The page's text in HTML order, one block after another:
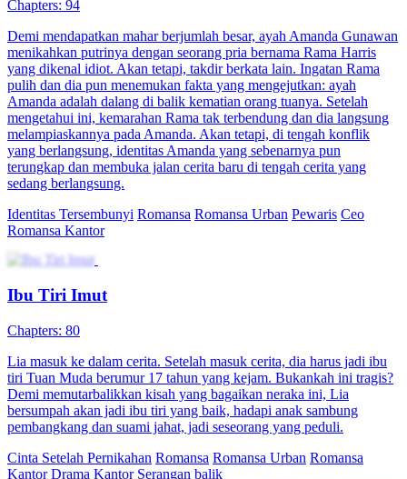
Musuh Jatuh Cinta
80 Episodes
Arunika terbangun setelah kecelakaan dan mendapati dirinya jadi
antagonis wanita di dunia novel. Saat berusaha bertahan hidup, ia
justru membuat Rizky, sang penjahat, jatuh cinta padanya. Usaha
kabur dan tipu muslihatnya malah memicu kejaran penuh tawa dan
romansa, memulai kisah cinta unik di tengah bahaya.